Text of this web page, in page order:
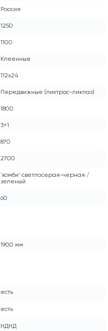
Россия
1250
1100
Клеенные
112x24
Передвижные (ликтрос-ликпаз)
1800
3+1
870
2700
'комби' светлосерая-черная /
зеленый
60
1900 мм
есть
есть
НДНД